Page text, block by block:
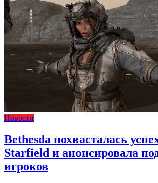
Новости
Bethesda похвасталась
Starfield и анонсировала
игроков